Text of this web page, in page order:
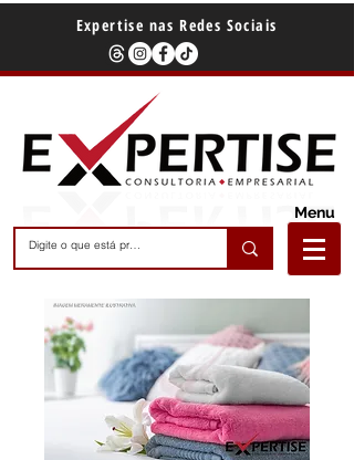
Expertise nas Redes Sociais
Menu